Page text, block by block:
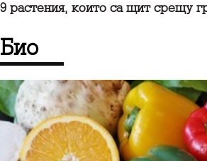
9 растения, които са щит срещу
Био